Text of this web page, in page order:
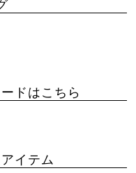
ドはこちら
イテム